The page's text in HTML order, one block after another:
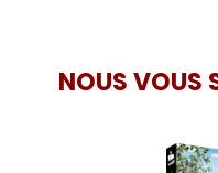
NOUS VOUS